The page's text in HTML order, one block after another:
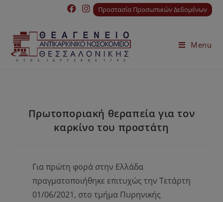
Προστασία Προσωπικών Δεδομένων
Menu
Πρωτοποριακή θεραπεία για τον
καρκίνο του προστάτη
Για πρώτη φορά στην Ελλάδα
πραγματοποιήθηκε επιτυχώς την Τετάρτη
01/06/2021, στο τμήμα Πυρηνικής